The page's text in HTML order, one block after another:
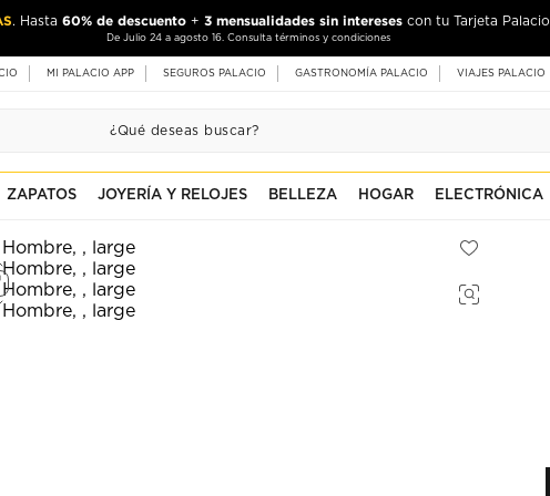
. Hasta 60% de descuento + 3 mensualidades sin intereses con tu Tarjeta Palacio
De Julio 24 a agosto 16. Consulta términos y condiciones
MI PALACIO APP SEGUROS PALACIO GASTRONOMÍA PALACIO VIAJES PALACIO
ZAPATOS JOYERÍA Y RELOJES BELLEZA HOGAR ELECTRÓNICA